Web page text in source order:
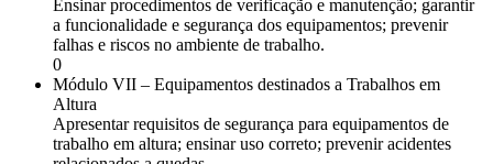
Ensinar procedimentos de verificação e manutenção; garantir
a funcionalidade e segurança dos equipamentos; prevenir
falhas e riscos no ambiente de trabalho.
0
Módulo VII – Equipamentos destinados a Trabalhos em
Altura
Apresentar requisitos de segurança para equipamentos de
trabalho em altura; ensinar uso correto; prevenir acidentes